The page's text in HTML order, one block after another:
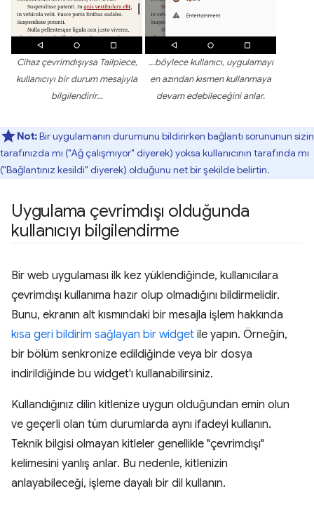
Cihaz çevrimdışıysa Tailpiece,
kullanıcıyı bir durum mesajıyla
bilgilendirir…
…böylece kullanıcı, uygulamayı
en azından kısmen kullanmaya
devam edebileceğini anlar.
Not:Bir uygulamanın durumunu bildirirken bağlantı sorununun sizin
tarafınızda mı ("Ağ çalışmıyor" diyerek) yoksa kullanıcının tarafında mı
("Bağlantınız kesildi" diyerek) olduğunu net bir şekilde belirtin.
Uygulama çevrimdışı olduğunda
kullanıcıyı bilgilendirme
Bir web uygulaması ilk kez yüklendiğinde, kullanıcılara
çevrimdışı kullanıma hazır olup olmadığını bildirmelidir.
Bunu, ekranın alt kısmındaki bir mesajla işlem hakkında
kısa geri bildirim sağlayan bir widget ile yapın. Örneğin,
bir bölüm senkronize edildiğinde veya bir dosya
indirildiğinde bu widget'ı kullanabilirsiniz.
Kullandığınız dilin kitlenize uygun olduğundan emin olun
ve geçerli olan tüm durumlarda aynı ifadeyi kullanın.
Teknik bilgisi olmayan kitleler genellikle "çevrimdışı"
kelimesini yanlış anlar. Bu nedenle, kitlenizin
anlayabileceği, işleme dayalı bir dil kullanın.